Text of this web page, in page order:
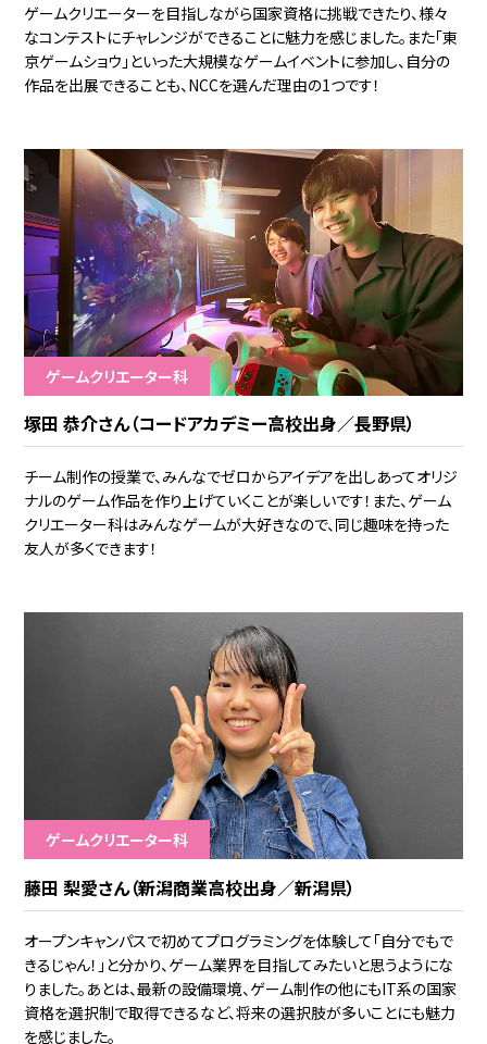
ゲームクリエーターを目指しながら国家資格に挑戦できたり、様々
なコンテストにチャレンジができることに魅力を感じました。また「東
京ゲームショウ」といった大規模なゲームイベントに参加し、自分の
作品を出展できることも、NCCを選んだ理由の1つです！
ゲームクリエーター科
塚田 恭介さん（コードアカデミー高校出身／長野県）
チーム制作の授業で、みんなでゼロからアイデアを出しあってオリジ
ナルのゲーム作品を作り上げていくことが楽しいです！また、ゲーム
クリエーター科はみんなゲームが大好きなので、同じ趣味を持った
友人が多くできます！
ゲームクリエーター科
藤田 梨愛さん（新潟商業高校出身／新潟県）
オープンキャンパスで初めてプログラミングを体験して「自分でもで
きるじゃん！」と分かり、ゲーム業界を目指してみたいと思うようにな
りました。あとは、最新の設備環境、ゲーム制作の他にもIT系の国家
資格を選択制で取得できるなど、将来の選択肢が多いことにも魅力
を感じました。